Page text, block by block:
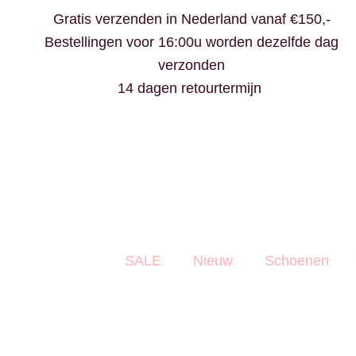
Gratis verzenden in Nederland vanaf €150,-
Bestellingen voor 16:00u worden dezelfde dag
verzonden
14 dagen retourtermijn
SALE Nieuw Schoenen